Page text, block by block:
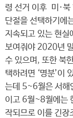
령 선거 이후 미·북
단절을 선택하기에
지속되고 있는 현실
보여줘야 2020년
수 있으며, 또한 북
택하려면 ‘명분’이
는데 5~6월은 서해
이고 6월~8월에는
작되므로 이를 긴장